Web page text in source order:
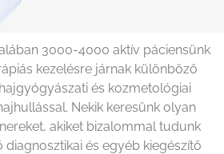
3000-4000 aktív páciensünk
kezelésre járnak különböző
és kozmetológiai
Nekik keresünk olyan
akiket bizalommal tudunk
diagnosztikai és egyéb kiegészítő